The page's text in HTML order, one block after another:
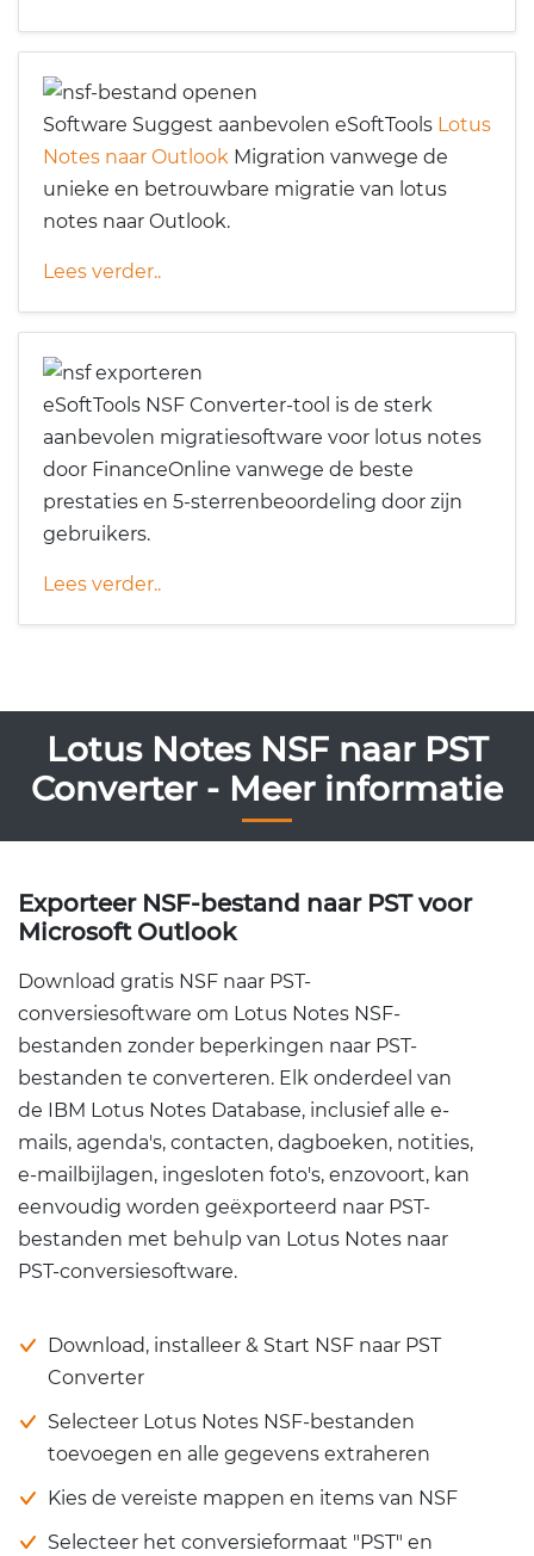
Software Suggest aanbevolen eSoftTools Lotus
Notes naar Outlook Migration vanwege de
unieke en betrouwbare migratie van lotus
notes naar Outlook.
Lees verder..
eSoftTools NSF Converter-tool is de sterk
aanbevolen migratiesoftware voor lotus notes
door FinanceOnline vanwege de beste
prestaties en 5-sterrenbeoordeling door zijn
gebruikers.
Lees verder..
Lotus Notes NSF naar PST
Converter - Meer informatie
Exporteer NSF-bestand naar PST voor
Microsoft Outlook
Download gratis NSF naar PST-
conversiesoftware om Lotus Notes NSF-
bestanden zonder beperkingen naar PST-
bestanden te converteren. Elk onderdeel van
de IBM Lotus Notes Database, inclusief alle e-
mails, agenda's, contacten, dagboeken, notities,
e-mailbijlagen, ingesloten foto's, enzovoort, kan
eenvoudig worden geëxporteerd naar PST-
bestanden met behulp van Lotus Notes naar
PST-conversiesoftware.
Download, installeer & Start NSF naar PST
Converter
Selecteer Lotus Notes NSF-bestanden
toevoegen en alle gegevens extraheren
Kies de vereiste mappen en items van NSF
Selecteer het conversieformaat "PST" en